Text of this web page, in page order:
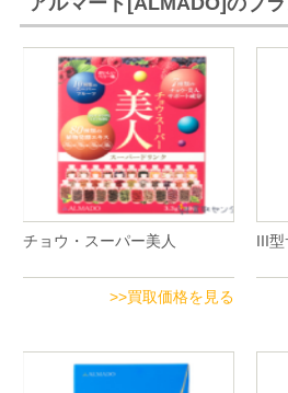
チョウ・スーパー美人
>>買取価格を見る
III